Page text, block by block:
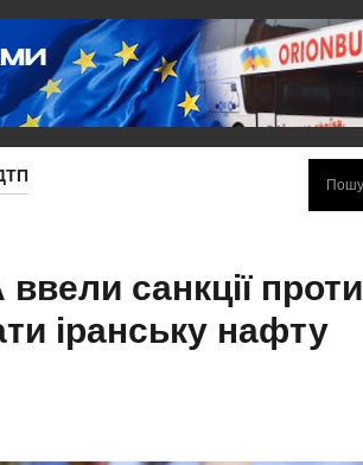
санкції проти
іранську нафту